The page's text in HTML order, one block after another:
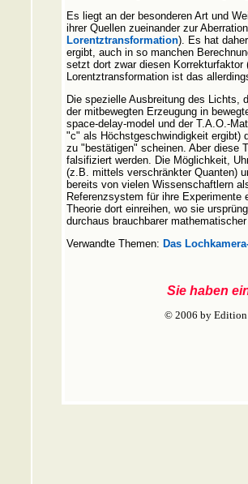
Es liegt an der besonderen Art und
ihrer Quellen zueinander zur
Lorentztransformation). Es hat
ergibt, auch in so manchen
setzt dort zwar diesen Korrekturfaktor
Lorentztransformation ist das
Die spezielle Ausbreitung des Lichts,
der mitbewegten Erzeugung in
space-delay-model und der T.A.O.-
"c" als Höchstgeschwindigkeit ergibt)
zu "bestätigen" scheinen. Aber diese
falsifiziert werden. Die Möglichkeit,
(z.B. mittels verschränkter Quanten)
bereits von vielen Wissenschaftlern
Referenzsystem für ihre
Theorie dort einreihen, wo sie
durchaus brauchbarer
Verwandte Themen: Das
Sie haben
© 2006 by Edition